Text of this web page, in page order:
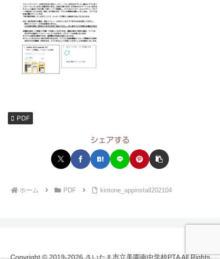
PDF
シェアする
ホーム PDF kintone_appinstall202104
Copyright © 2019-2026 さいたま市立美園南中学校PTA All Rights